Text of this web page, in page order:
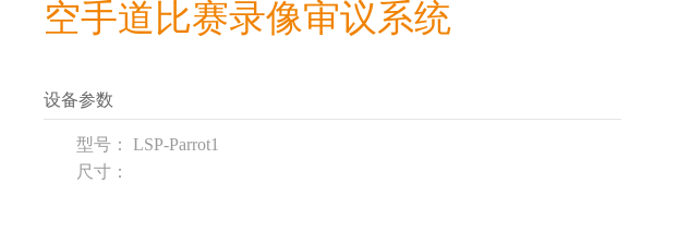
空手道比赛录像审议系统
设备参数
型号： LSP-Parrot1
尺寸：